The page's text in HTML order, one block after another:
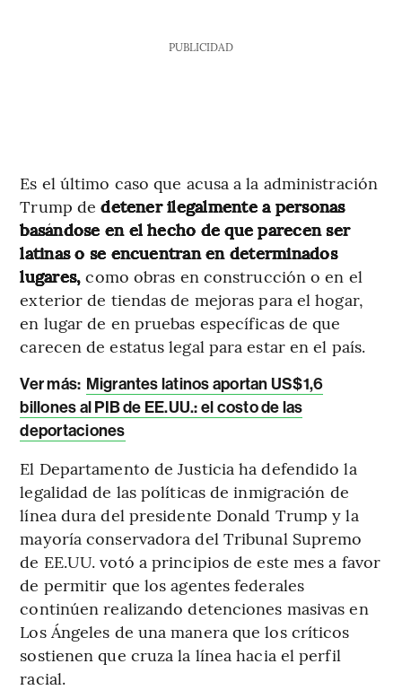
PUBLICIDAD
Es el último caso que acusa a la administración
Trump dedetener ilegalmente a personas
basándose en el hecho de que parecen ser
latinas o se encuentran en determinados
lugares, como obras en construcción o en el
exterior de tiendas de mejoras para el hogar,
en lugar de en pruebas específicas de que
carecen de estatus legal para estar en el país.
Ver más: Migrantes latinos aportan US$1,6
billones al PIB de EE.UU.: el costo de las
deportaciones
El Departamento de Justicia ha defendido la
legalidad de las políticas de inmigración de
línea dura del presidente Donald Trump y la
mayoría conservadora del Tribunal Supremo
de EE.UU. votó a principios de este mes a favor
de permitir que los agentes federales
continúen realizando detenciones masivas en
Los Ángeles de una manera que los críticos
sostienen que cruza la línea hacia el perfil
racial.